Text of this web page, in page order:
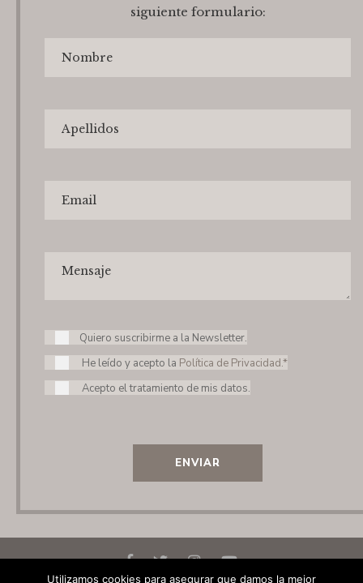
siguiente formulario:
Quiero suscribirme a la Newsletter.
He leído y acepto la Política de Privacidad.*
Acepto el tratamiento de mis datos.
ENVIAR
Utilizamos cookies para asegurar que damos la mejor